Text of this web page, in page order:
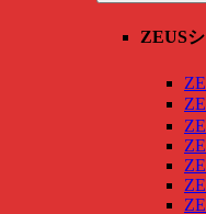
ZEUS